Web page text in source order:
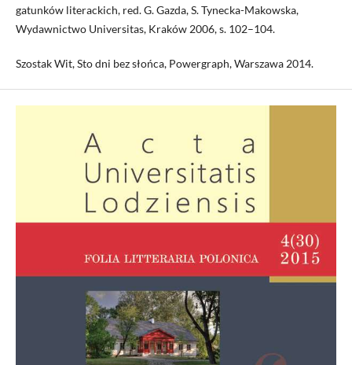
gatunków literackich, red. G. Gazda, S. Tynecka-Makowska,
Wydawnictwo Universitas, Kraków 2006, s. 102–104.
Szostak Wit, Sto dni bez słońca, Powergraph, Warszawa 2014.